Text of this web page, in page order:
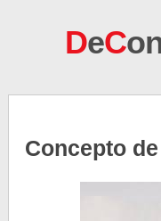
DeC
Concepto